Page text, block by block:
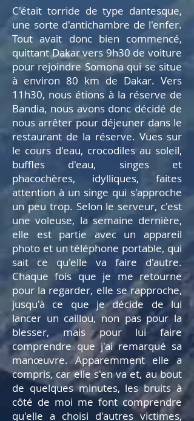
C'était torride de type dantesque,
une sorte d'antichambre de l'enfer.
Tout avait donc bien commencé,
quittant Dakar vers 9h30 de voiture
pour rejoindre Somona qui se situe
à environ 80 km de Dakar. Vers
11h30, nous étions à la réserve de
Bandia, nous avons donc décidé de
nous arrêter pour déjeuner dans le
restaurant de la réserve. Vues sur
le cours d'eau, crocodiles au soleil,
buffles d'eau, singes et
phacochères, idylliques, faites
attention à un singe qui s'approche
un peu trop. Selon le serveur, c'est
une voleuse, la semaine dernière,
elle est partie avec un appareil
photo et un téléphone portable, qui
sait ce qu'elle va faire d'autre.
Chaque fois que je me retourne
pour la regarder, elle se rapproche,
jusqu'à ce que je décide de lui
lancer un caillou, non pas pour la
blesser, mais pour lui faire
comprendre que j'ai remarqué sa
manœuvre. Apparemment elle a
compris, car elle s'en va et, au bout
de quelques minutes, les bruits à
côté de moi me font comprendre
qu'elle a choisi d'autres victimes,